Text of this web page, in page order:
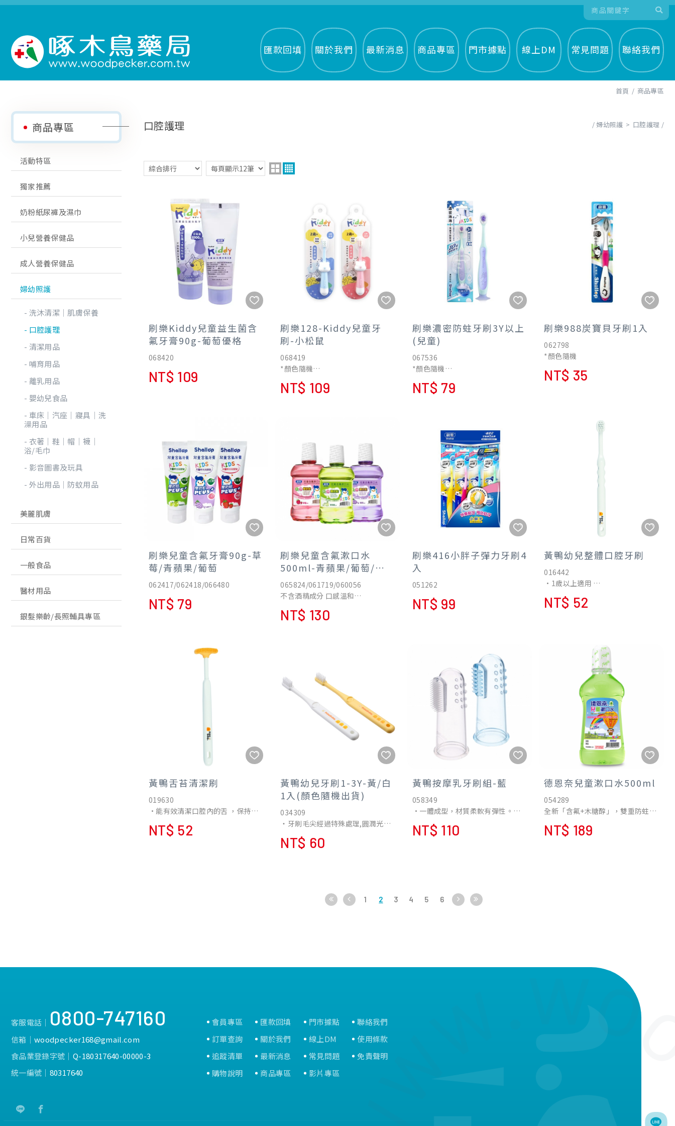
匯款回填 關於我們 最新消息 商品專區 門市據點 線上DM 常見問題 聯絡我們
首頁 商品專區
商品專區
活動特區
獨家推薦
奶粉紙尿褲及濕巾
小兒營養保健品
成人營養保健品
婦幼照護
洗沐清潔│肌膚保養
口腔護理
清潔用品
哺育用品
離乳用品
嬰幼兒食品
車床│汽座│寢具│洗
澡用品
衣著│鞋│帽│襪│
浴/毛巾
影音圖書及玩具
外出用品│防蚊用品
美麗肌膚
日常百貨
一般食品
醫材用品
銀髮樂齡/長照輔具專區
口腔護理 婦幼照護 口腔護理
刷樂Kiddy兒童益生菌含
氟牙膏90g-葡萄優格
068420
NT$ 109
刷樂128-Kiddy兒童牙
刷-小松鼠
068419
*顏色隨機
2歲以上適用，立體Q萌造型
溫柔潔淨同時護齦
NT$ 109
刷樂濃密防蛀牙刷3Y以上
(兒童)
067536
*顏色隨機
超濃密! 10倍濃密軟毛，呵護兒童牙
周
口腔清潔內側牙齒
安全彈力防滑刷柄、站立吸盤設
計，保持牙刷清潔衛生
NT$ 79
刷樂988炭寶貝牙刷1入
062798
*顏色隨機
NT$ 35
刷樂兒童含氟牙膏90g-草
莓/青蘋果/葡萄
062417/062418/066480
NT$ 79
刷樂兒童含氟漱口水
500ml-青蘋果/葡萄/草
莓
065824/061719/060056
不含酒精成分 口感溫和
配合正確刷牙習慣 幫助預防蛀牙
通過9項SGS檢驗
NT$ 130
刷樂416小胖子彈力牙刷4
入
051262
NT$ 99
黃鴨幼兒整體口腔牙刷
016442
•1歲以上適用
•牙刷毛尖經過特殊研磨處理，圓
潤光滑最適合齒齦按摩，不傷齒齦
NT$ 52
黃鴨舌苔清潔刷
019630
•能有效清潔口腔內的舌 ，保持口
腔內乾淨、清爽；特別適合感覺口
腔有臭味或抽煙的人使用。
NT$ 52
黃鴨幼兒牙刷1-3Y-黃/白
1入(顏色隨機出貨)
034309
‧牙刷毛尖經過特殊處理,圓潤光滑
最適合齒齦按摩,不傷齒齦及法瑯質
‧小巧刷頭適合兒童的口腔,全部的
NT$ 60
黃鴨按摩乳牙刷組-藍
058349
•一體成型，材質柔軟有彈性。
•兩階段刷頭設計，可針對不同月
齡的寶寶清潔舌苔及按摩牙床。
•符合美國食品檢驗局F.D.A檢驗認
•牙刷前端圓形設計最適合齒齦按
NT$ 110
德恩奈兒童漱口水500ml
054289
全新「含氟+木糖醇」，雙重防蛀配
含氟量225ppm，適合小朋友每日
NT$ 189
1 2 3 4 5 6
客服電話│ 0800-747160
信箱│woodpecker168@gmail.com
食品業登錄字號│ Q-180317640-00000-3
統一編號│ 80317640
會員專區
訂單查詢
追蹤清單
購物說明
匯款回填
關於我們
最新消息
商品專區
門市據點
線上DM
常見問題
影片專區
聯絡我們
使用條款
免責聲明